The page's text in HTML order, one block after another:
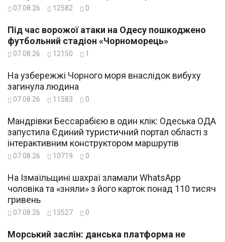
07.08.26 12582 0
Під час ворожої атаки на Одесу пошкоджено
футбольний стадіон «Чорноморець»
07.08.26 12150 1
На узбережжі Чорного моря внаслідок вибуху
загинула людина
07.08.26 11583 0
Мандрівки Бессарабією в один клік: Одеська ОДА
запустила Єдиний туристичний портал області з
інтерактивним конструктором маршрутів
07.08.26 10719 0
На Ізмаїльщині шахраї зламали WhatsApp
чоловіка та «зняли» з його карток понад 110 тисяч
гривень
07.08.26 13527 0
Морський заслін: данська платформа не